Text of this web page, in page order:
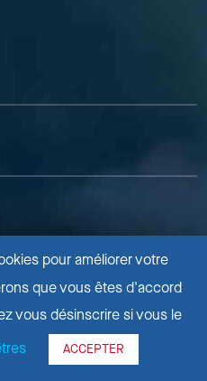
pour améliorer votre
que vous êtes d'accord
vous désinscrire si vous le
ACCEPTER